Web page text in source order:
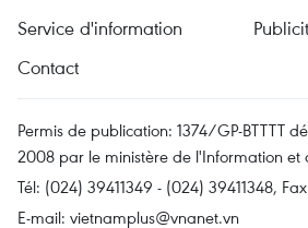
Service d'information
Contact
Permis de publication: 1374/GP-BTTTT
2008 par le ministère de l'Information et
Tél: (024) 39411349 - (024) 39411348,
E-mail: vietnamplus@vnanet.vn